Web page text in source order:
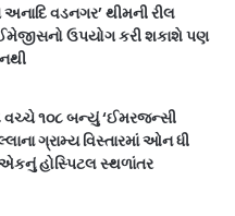
વડનગર’ થીમની રીલ
ઈમેજીસનો ઉપયોગ કરી શકાશે પણ
વચ્ચે ૧૦૮ બન્યું ‘ઈમરજન્સી
ગ્રામ્ય વિસ્તારમાં ઓન ધી
હોસ્પિટલ સ્થળાંતર